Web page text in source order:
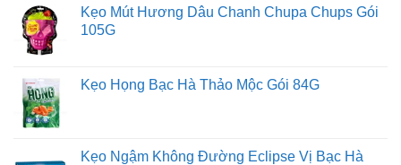
Kẹo Mút Hương Dâu Chanh Chupa Chups Gói
105G
Kẹo Họng Bạc Hà Thảo Mộc Gói 84G
Kẹo Ngậm Không Đường Eclipse Vị Bạc Hà